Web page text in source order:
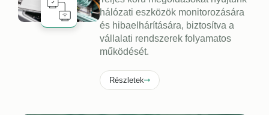
hálózati eszközök monitorozására
és hibaelhárítására, biztosítva a
vállalati rendszerek folyamatos
működését.
Részletek